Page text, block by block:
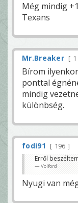
Még mindig
Texans
Mr.Breaker
Bírom
ponttal
mindig
különbség.
fodi91
196
Erről
Volford
Nyugi van